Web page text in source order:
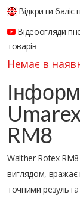
Відкрити
Відеоогляди
товарів
Немає в
RM8
Walther Rotex
виглядом, вражає
точними